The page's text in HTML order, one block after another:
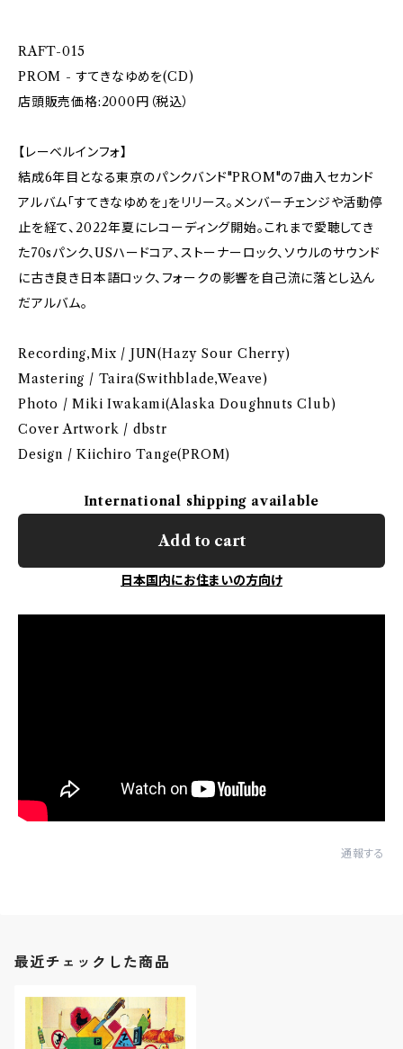
RAFT-015
PROM - すてきなゆめを(CD)
店頭販売価格:2000円（税込）
【レーベルインフォ】
結成6年目となる東京のパンクバンド"PROM"の7曲入セカンド
アルバム「すてきなゆめを」をリリース。メンバーチェンジや活動停
止を経て、2022年夏にレコーディング開始。これまで愛聴してき
た70sパンク、USハードコア、ストーナーロック、ソウルのサウンド
に古き良き日本語ロック、フォークの影響を自己流に落とし込ん
だアルバム。
Recording,Mix / JUN(Hazy Sour Cherry)
Mastering / Taira(Swithblade,Weave)
Photo / Miki Iwakami(Alaska Doughnuts Club)
Cover Artwork / dbstr
Design / Kiichiro Tange(PROM)
International shipping available
Add to cart
日本国内にお住まいの方向け
通報する
最近チェックした商品